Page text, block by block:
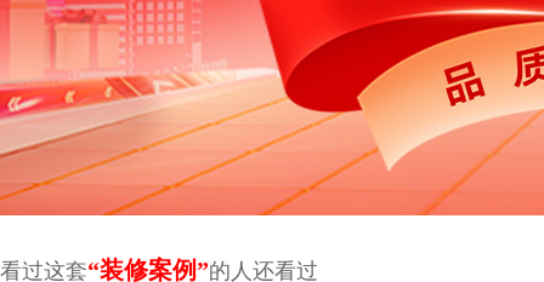
看过这套“装修案例”的人还看过